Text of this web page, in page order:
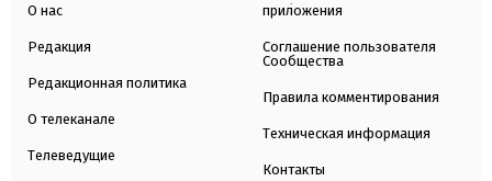
О нас
Редакция
Редакционная политика
О телеканале
Телеведущие
приложения
Соглашение пользователя
Сообщества
Правила комментирования
Техническая информация
Контакты